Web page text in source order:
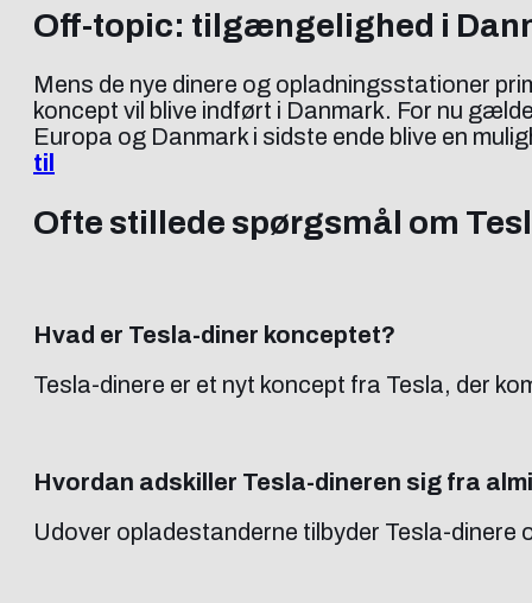
Off-topic: tilgængelighed i
Mens de nye dinere og opladningsstationer
koncept vil blive indført i Danmark. For nu
Europa og Danmark i sidste ende blive en
til
Ofte stillede spørgsmål om
Hvad er Tesla-diner konceptet?
Tesla-dinere er et nyt koncept fra Tesla, der
Hvordan adskiller Tesla-dineren sig fra
Udover opladestanderne tilbyder Tesla-